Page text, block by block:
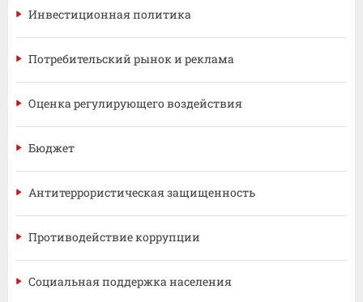
Инвестиционная политика
Потребительский рынок и реклама
Оценка регулирующего воздействия
Бюджет
Антитеррористическая защищенность
Противодействие коррупции
Социальная поддержка населения